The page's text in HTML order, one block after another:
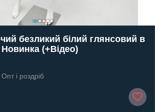
безликий білий глянсовий в
Новинка (+Відео)
Опт і роздріб